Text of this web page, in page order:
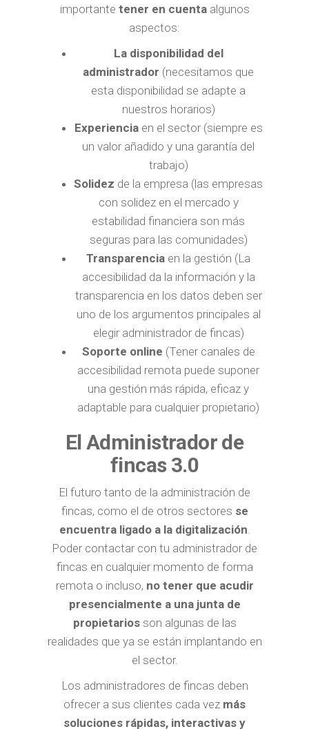
importante tener en cuentaalgunos
aspectos:
La disponibilidad del
administrador (necesitamos que
esta disponibilidad se adapte a
nuestros horarios)
Experienciaen el sector (siempre es
un valor añadido y una garantía del
trabajo)
Solidez de la empresa (las empresas
con solidez en el mercado y
estabilidad financiera son más
seguras para las comunidades)
Transparencia en la gestión (La
accesibilidad da la información y la
transparencia en los datos deben ser
uno de los argumentos principales al
elegir administrador de fincas)
Soporte online (Tener canales de
accesibilidad remota puede suponer
una gestión más rápida, eficaz y
adaptable para cualquier propietario)
El Administrador de
fincas 3.0
El futuro tanto de la administración de
fincas, como el de otros sectores se
encuentra ligado a la digitalización
Poder contactar con tu administrador de
fincas en cualquier momento de forma
remota o incluso, no tener que acudir
presencialmente a una junta de
propietariosson algunas de las
realidades que ya se están implantando en
el sector.
Los administradores de fincas deben
ofrecer a sus clientes cada vez más
soluciones rápidas, interactivas y